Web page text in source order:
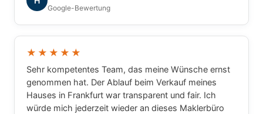
Google-Bewertung
★★★★★
Sehr kompetentes Team, das meine Wünsche ernst
genommen hat. Der Ablauf beim Verkauf meines
Hauses in Frankfurt war transparent und fair. Ich
würde mich jederzeit wieder an dieses Maklerbüro